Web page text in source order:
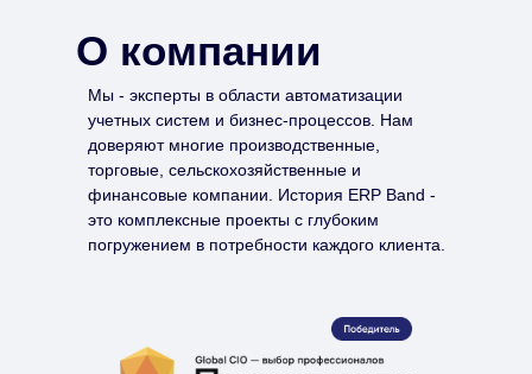
Мы - эксперты в области автоматизации
учетных систем и бизнес-процессов. Нам
доверяют многие производственные,
торговые, сельскохозяйственные и
финансовые компании. История ERP Band -
это комплексные проекты с глубоким
погружением в потребности каждого клиента.
О компании